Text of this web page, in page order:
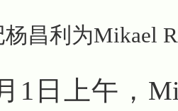
昌利为Mikael
1日上午，